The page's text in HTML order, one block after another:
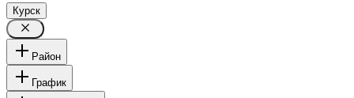
Курск
Район
График